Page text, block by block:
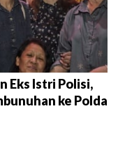
Eks Istri Polisi,
ke Polda